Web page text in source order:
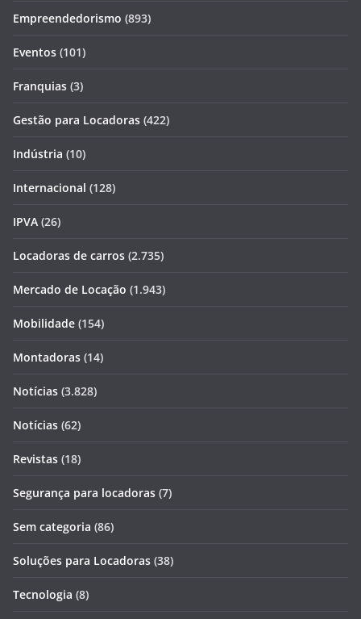
Empreendedorismo (893)
Eventos (101)
Franquias (3)
Gestão para Locadoras (422)
Indústria (10)
Internacional (128)
IPVA (26)
Locadoras de carros (2.735)
Mercado de Locação (1.943)
Mobilidade (154)
Montadoras (14)
Notícias (3.828)
Notícias (62)
Revistas (18)
Segurança para locadoras (7)
Sem categoria (86)
Soluções para Locadoras (38)
Tecnologia (8)